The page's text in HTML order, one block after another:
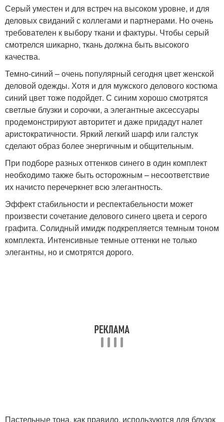
Серый уместен и для встреч на высоком уровне, и для
деловых свиданий с коллегами и партнерами. Но очень
требователен к выбору ткани и фактуры. Чтобы серый
смотрелся шикарно, ткань должна быть высокого
качества.
Темно-синий – очень популярный сегодня цвет женской
деловой одежды. Хотя и для мужского делового костюма
синий цвет тоже подойдет. С синим хорошо смотрятся
светлые блузки и сорочки, а элегантные аксессуары
продемонстрируют авторитет и даже придадут налет
аристократичности. Яркий легкий шарф или галстук
сделают образ более энергичным и общительным.
При подборе разных оттенков синего в один комплект
необходимо также быть осторожным – несоответствие
их начисто перечеркнет всю элегантность.
Эффект стабильности и респектабельности может
произвести сочетание делового синего цвета и серого
графита. Солидный имидж подкрепляется темным тоном
комплекта. Интенсивные темные оттенки не только
элегантны, но и смотрятся дорого.
Пастельные тона, как правило, используются для блузок